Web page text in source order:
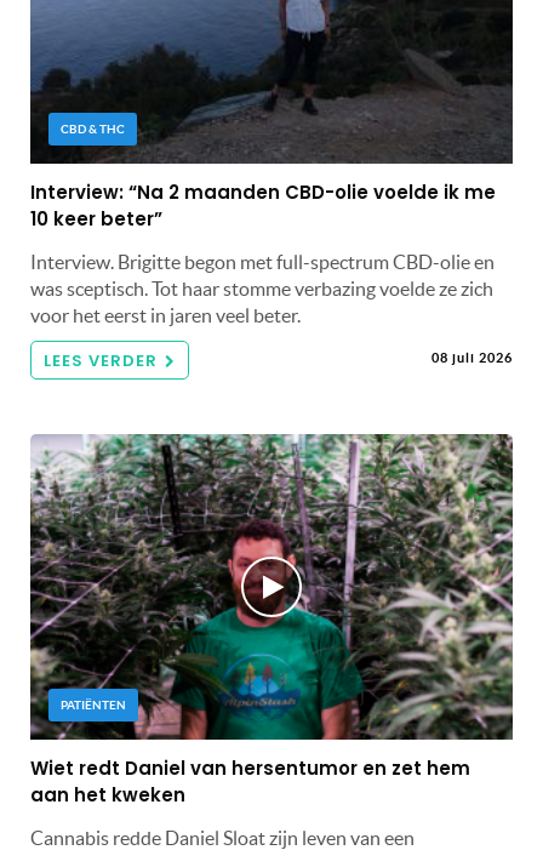
CBD & THC
Interview: “Na 2 maanden CBD-olie voelde ik me
10 keer beter”
Interview. Brigitte begon met full-spectrum CBD-olie en
was sceptisch. Tot haar stomme verbazing voelde ze zich
voor het eerst in jaren veel beter.
LEES VERDER 08 juli 2026
PATIËNTEN
Wiet redt Daniel van hersentumor en zet hem
aan het kweken
Cannabis redde Daniel Sloat zijn leven van een